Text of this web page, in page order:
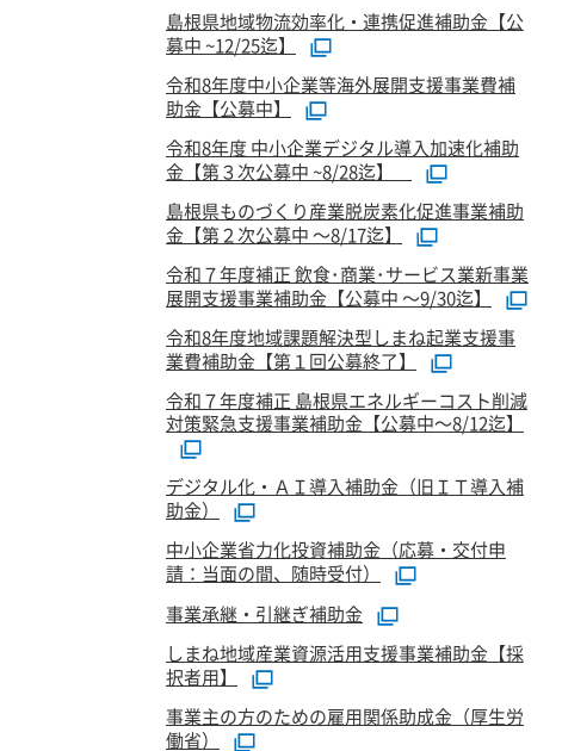
島根県地域物流効率化・連携促進補助金【公
募中 ~12/25迄】
令和8年度中小企業等海外展開支援事業費補
助金【公募中】
令和8年度 中小企業デジタル導入加速化補助
金【第３次公募中 ~8/28迄】
島根県ものづくり産業脱炭素化促進事業補助
金【第２次公募中 ～8/17迄】
令和７年度補正 飲食･商業･サービス業新事業
展開支援事業補助金【公募中 ～9/30迄】
令和8年度地域課題解決型しまね起業支援事
業費補助金【第１回公募終了】
令和７年度補正 島根県エネルギーコスト削減
対策緊急支援事業補助金【公募中～8/12迄】
デジタル化・ＡＩ導入補助金（旧ＩＴ導入補
助金）
中小企業省力化投資補助金（応募・交付申
請：当面の間、随時受付）
事業承継・引継ぎ補助金
しまね地域産業資源活用支援事業補助金【採
択者用】
事業主の方のための雇用関係助成金（厚生労
働省）